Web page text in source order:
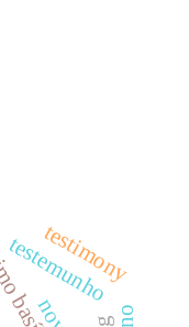
testemunho
testimony